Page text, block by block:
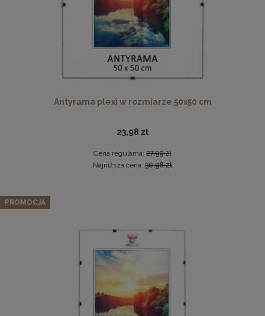
Twarda podkładka korkowa z nadrukiem w rozmiarze
15,99 zł
Zestaw 3 szt. ramek na zdjęcia 15 x 20 cm czarnych, z
56,99 zł
Cena regularna:
Najniższa cena:
DO KOSZYKA
Antyrama plexi w rozmiarze 50x50 cm
23,98 zł
Cena regularna: 27,99 zł
Najniższa cena: 30,98 zł
PROMOCJA